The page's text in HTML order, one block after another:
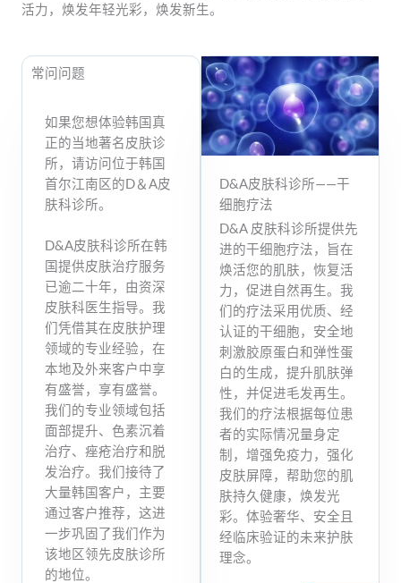
活力，焕发年轻光彩，焕发新生。
常问问题
如果您想体验韩国真
正的当地著名皮肤诊
所，请访问位于韩国
首尔江南区的D＆A皮
肤科诊所。​
D&A皮肤科诊所在韩
国提供皮肤治疗服务
已逾二十年，由资深
皮肤科医生指导。我
们凭借其在皮肤护理
领域的专业经验，在
本地及外来客户中享
有盛誉，享有盛誉。
我们的专业领域包括
面部提升、色素沉着
治疗、痤疮治疗和脱
发治疗。我们接待了
大量韩国客户，主要
通过客户推荐，这进
一步巩固了我们作为
该地区领先皮肤诊所
的地位。
D&A皮肤科诊所——干
细胞疗法
D&A 皮肤科诊所提供先
进的干细胞疗法，旨在
焕活您的肌肤，恢复活
力，促进自然再生。我
们的疗法采用优质、经
认证的干细胞，安全地
刺激胶原蛋白和弹性蛋
白的生成，提升肌肤弹
性，并促进毛发再生。
我们的疗法根据每位患
者的实际情况量身定
制，增强免疫力，强化
皮肤屏障，帮助您的肌
肤持久健康，焕发光
彩。体验奢华、安全且
经临床验证的未来护肤
理念。